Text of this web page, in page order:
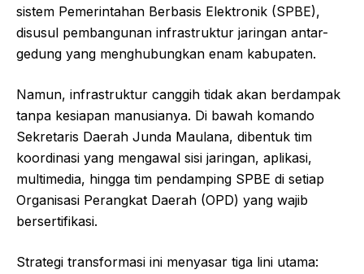
sistem Pemerintahan Berbasis Elektronik (SPBE),
disusul pembangunan infrastruktur jaringan antar-
gedung yang menghubungkan enam kabupaten.
Namun, infrastruktur canggih tidak akan berdampak
tanpa kesiapan manusianya. Di bawah komando
Sekretaris Daerah Junda Maulana, dibentuk tim
koordinasi yang mengawal sisi jaringan, aplikasi,
multimedia, hingga tim pendamping SPBE di setiap
Organisasi Perangkat Daerah (OPD) yang wajib
bersertifikasi.
Strategi transformasi ini menyasar tiga lini utama: